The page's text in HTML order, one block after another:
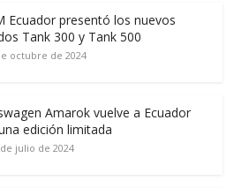
Ecuador presentó los nuevos
Tank 300 y Tank 500
octubre de 2024
Amarok vuelve a Ecuador
edición limitada
julio de 2024